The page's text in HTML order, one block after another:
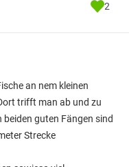
2
an nem kleinen
trifft man ab und zu
beiden guten Fängen sind
Strecke